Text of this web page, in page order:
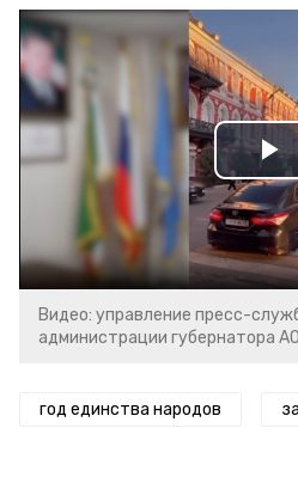
Видео: управление пресс-
администрации губернатора АО
год единства народов